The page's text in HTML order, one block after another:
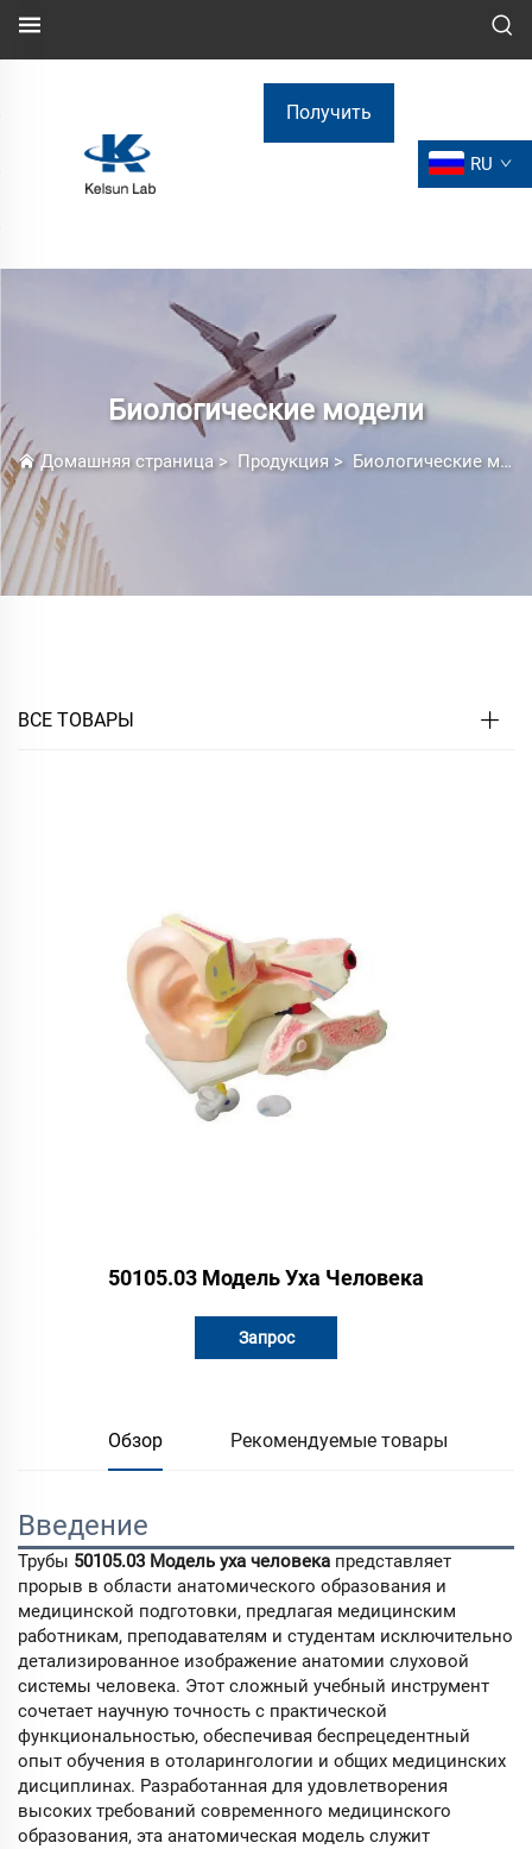
Получить
RU
Биологические модели
Домашняя страница> Продукция> Биологические модели
ВСЕ ТОВАРЫ
50105.03 Модель Уха Человека
Запрос
Обзор Рекомендуемые товары
Введение
Трубы 50105.03 Модель уха человека представляет
прорыв в области анатомического образования и
медицинской подготовки, предлагая медицинским
работникам, преподавателям и студентам исключительно
детализированное изображение анатомии слуховой
системы человека. Этот сложный учебный инструмент
сочетает научную точность с практической
функциональностью, обеспечивая беспрецедентный
опыт обучения в отоларингологии и общих медицинских
дисциплинах. Разработанная для удовлетворения
высоких требований современного медицинского
образования, эта анатомическая модель служит